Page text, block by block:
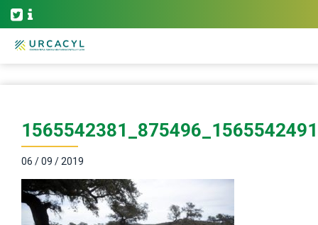
06 / 09 / 2019